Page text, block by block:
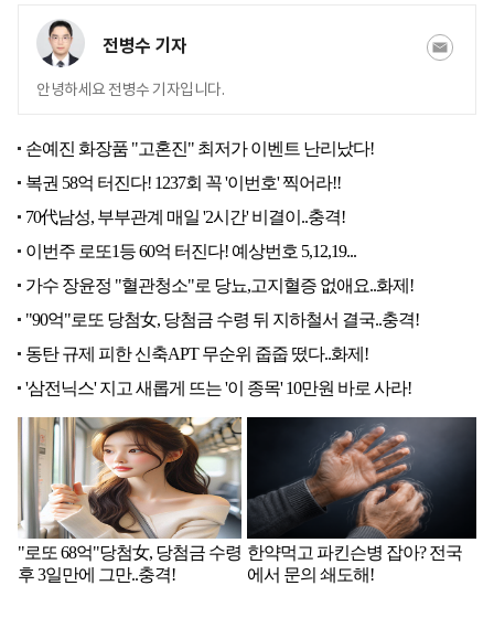
전병수 기자
안녕하세요 전병수 기자입니다.